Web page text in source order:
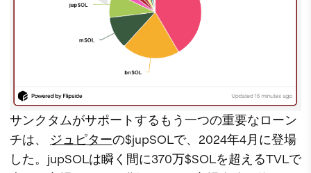
サンクタムがサポートするもう一つの重要なローン
チは、 ジュピターの$jupSOLで、2024年4月に登場
した。jupSOLは瞬く間に370万$SOLを超えるTVLで